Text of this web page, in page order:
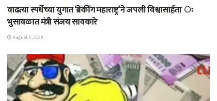
वाढत्या स्पर्धेच्या युगात ‘ब्रेकींग महाराष्ट्र’ने जपली विश्वासार्हता ः
भुसावळात मंत्री संजय सावकारे
August 5, 2026